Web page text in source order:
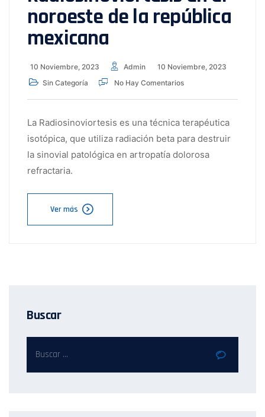
noroeste de la república
mexicana
10 Noviembre, 2023 Admin
10 Noviembre, 2023
Sin Categoría
No Hay Comentarios
La Radiosinoviortesis es una técnica terapéutica
isotópica, que utiliza radiación beta para destruir
la sinovial patológica en artropatía dolorosa
refractaria.
Ver más
Buscar